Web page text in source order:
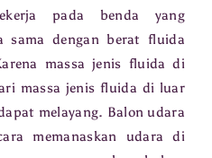
pada benda yang
sama dengan berat fluida
massa jenis fluida di
massa jenis fluida di luar
melayang. Balon udara
memanaskan udara di